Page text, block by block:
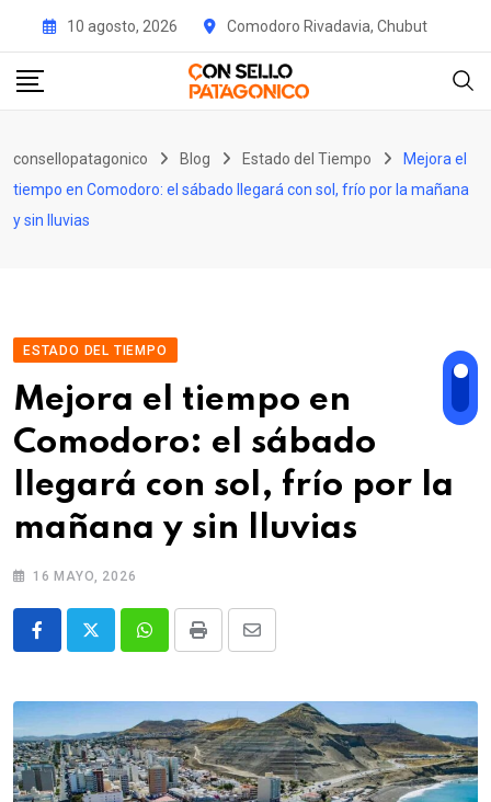
content
10 agosto, 2026 Comodoro Rivadavia, Chubut
consellopatagonico Blog Estado del Tiempo
Mejora el
tiempo en Comodoro: el sábado llegará con sol, frío por la mañana
y sin lluvias
ESTADO DEL TIEMPO
Mejora el tiempo en
Comodoro: el sábado
llegará con sol, frío por la
mañana y sin lluvias
16 MAYO, 2026
WhatsappPrint
Share
Email